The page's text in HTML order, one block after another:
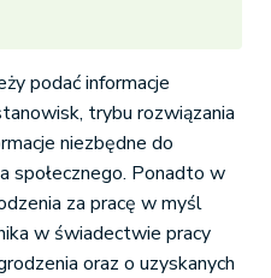
podać informacje
trybu rozwiązania
niezbędne do
społecznego. Ponadto w
za pracę w myśl
w świadectwie pracy
oraz o uzyskanych